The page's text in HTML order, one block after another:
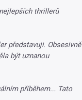
thrillerů
představuji. Obsesivně
být uznanou
příběhem... Tato